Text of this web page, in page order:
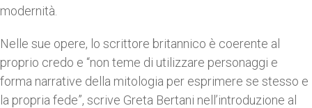
modernità.
Nelle sue opere, lo scrittore britannico è coerente al
proprio credo e “non teme di utilizzare personaggi e
forma narrative della mitologia per esprimere se stesso e
la propria fede”, scrive Greta Bertani nell’introduzione al